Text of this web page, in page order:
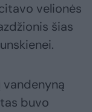
velionės
šias
vandenyną
buvo